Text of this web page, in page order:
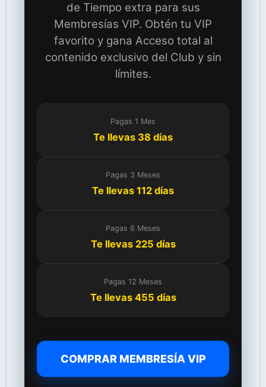
de Tiempo extra para sus
Membresías VIP. Obtén tu VIP
favorito y gana Acceso total al
contenido exclusivo del Club y sin
límites.
Pagas 1 Mes
Te llevas 38 días
Pagas 3 Meses
Te llevas 112 días
Pagas 6 Meses
Te llevas 225 días
Pagas 12 Meses
Te llevas 455 días
COMPRAR MEMBRESÍA VIP